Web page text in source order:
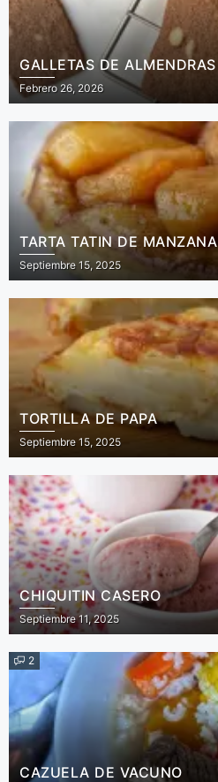
GALLETAS DE ALMENDRAS
Febrero 26, 2026
TARTA TATIN DE MANZANA
Septiembre 15, 2025
TORTILLA DE PAPA
Septiembre 15, 2025
CHIQUITIN CASERO
Septiembre 11, 2025
2
CAZUELA DE VACUNO